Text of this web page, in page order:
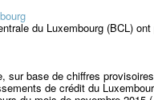
du Luxembourg (BCL)
sur base de chiffres
de crédit du